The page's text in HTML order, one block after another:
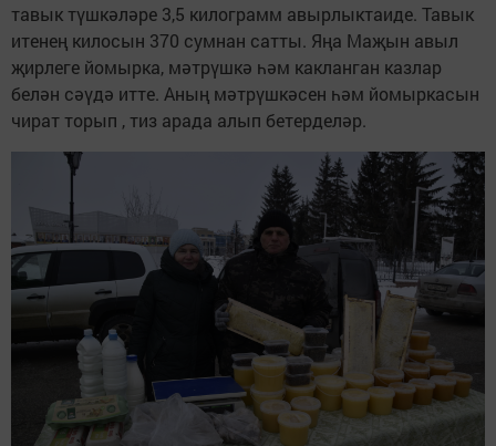
тавык түшкәләре 3,5 килограмм авырлыктаиде. Тавык
итенең килосын 370 сумнан сатты. Яңа Маҗын авыл
җирлеге йомырка, мәтрүшкә һәм какланган казлар
белән сәүдә итте. Аның мәтрүшкәсен һәм йомыркасын
чират торып , тиз арада алып бетерделәр.